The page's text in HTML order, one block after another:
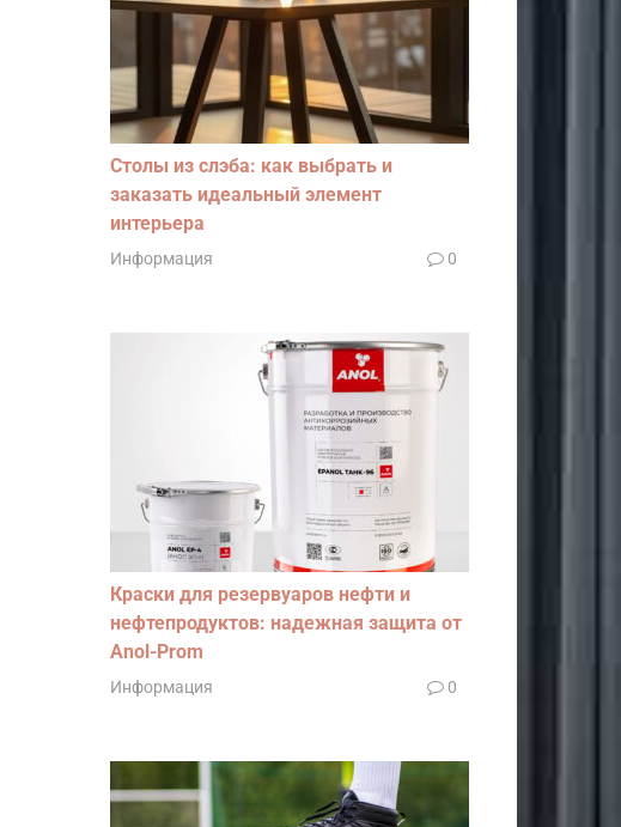
Столы из слэба: как выбрать и
заказать идеальный элемент
интерьера
Информация 0
Краски для резервуаров нефти и
нефтепродуктов: надежная защита от
Anol-Prom
Информация 0